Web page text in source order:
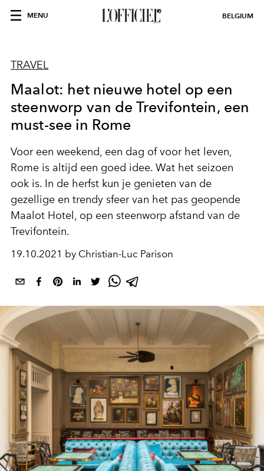
MENU BELGIUM
TRAVEL
Maalot: het nieuwe hotel op een
steenworp van de Trevifontein, een
must-see in Rome
Voor een weekend, een dag of voor het leven,
Rome is altijd een goed idee. Wat het seizoen
ook is. In de herfst kun je genieten van de
gezellige en trendy sfeer van het pas geopende
Maalot Hotel, op een steenworp afstand van de
Trevifontein.
19.10.2021 by Christian-Luc Parison